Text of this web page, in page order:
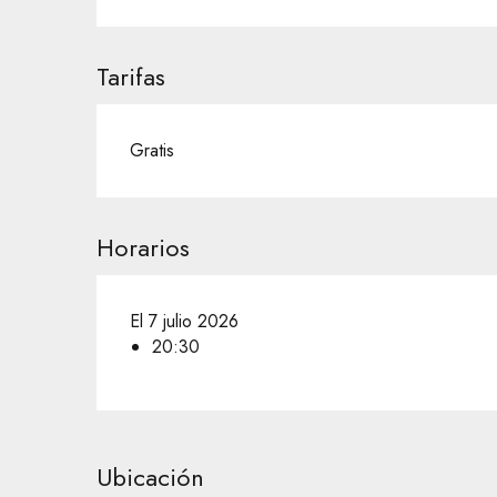
Tarifas
Gratis
Horarios
El 7 julio 2026
20:30
Ubicación